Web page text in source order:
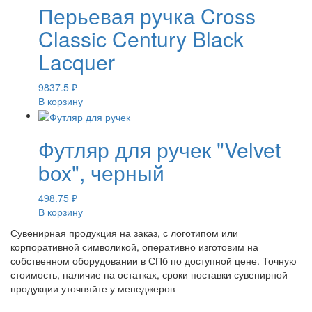
Перьевая ручка Cross
Classic Century Black
Lacquer
9837.5 ₽
В корзину
Футляр для ручек "Velvet
box", черный
498.75 ₽
В корзину
Сувенирная продукция на заказ, с логотипом или
корпоративной символикой, оперативно изготовим на
собственном оборудовании в СПб по доступной цене. Точную
стоимость, наличие на остатках, сроки поставки сувенирной
продукции уточняйте у менеджеров